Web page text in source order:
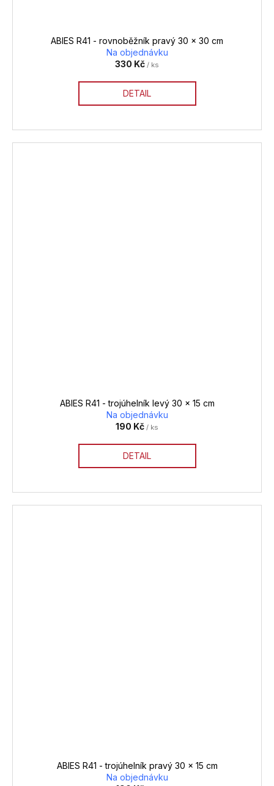
ABIES R41 - rovnoběžník pravý 30 x 30 cm
Na objednávku
330 Kč / ks
DETAIL
ABIES R41 - trojúhelník levý 30 x 15 cm
Na objednávku
190 Kč / ks
DETAIL
ABIES R41 - trojúhelník pravý 30 x 15 cm
Na objednávku